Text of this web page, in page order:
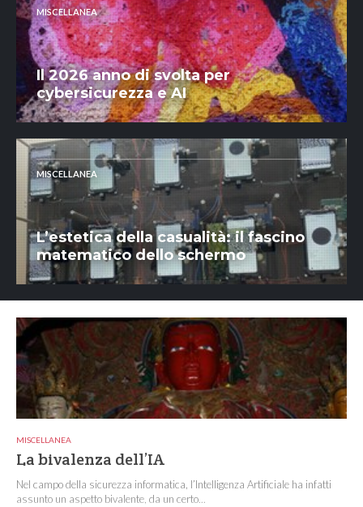
MISCELLANEA
Il 2026 anno di svolta per
cybersicurezza e AI
MISCELLANEA
L’estetica della casualità: il fascino
matematico dello schermo
MISCELLANEA
La bivalenza dell’IA
Nel campo della sicurezza informatica, l’Intelligenza Artificiale ha infatti
assunto un aspetto bivalente, da un certo...